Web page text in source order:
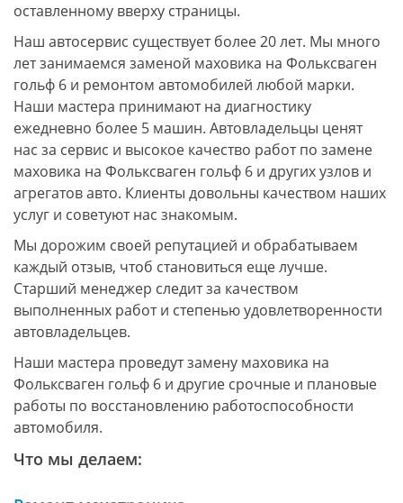
оставленному вверху страницы.
Наш автосервис существует более 20 лет. Мы много
лет занимаемся заменой маховика на Фольксваген
гольф 6 и ремонтом автомобилей любой марки.
Наши мастера принимают на диагностику
ежедневно более 5 машин. Автовладельцы ценят
нас за сервис и высокое качество работ по замене
маховика на Фольксваген гольф 6 и других узлов и
агрегатов авто. Клиенты довольны качеством наших
услуг и советуют нас знакомым.
Мы дорожим своей репутацией и обрабатываем
каждый отзыв, чтоб становиться еще лучше.
Старший менеджер следит за качеством
выполненных работ и степенью удовлетворенности
автовладельцев.
Наши мастера проведут замену маховика на
Фольксваген гольф 6 и другие срочные и плановые
работы по восстановлению работоспособности
автомобиля.
Что мы делаем: